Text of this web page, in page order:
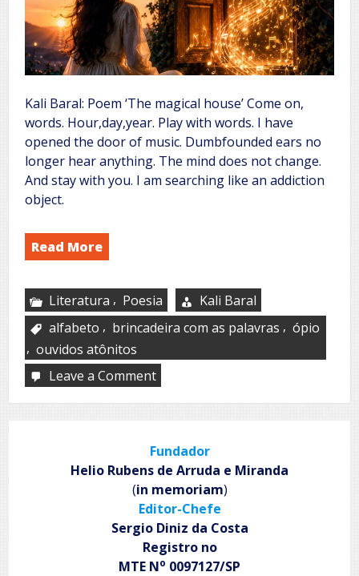
Kali Baral: Poem ‘The magical house’ Come on,
words. Hour,day,year. Play with words. I have
opened the door of music. Dumbfounded ears no
longer hear anything. The mind does not change.
And stay with you. I am searching like an addiction
object.
Read More
Literatura , Poesia
Kali Baral
alfabeto , brincadeira com as palavras , ópio
, ouvidos atônitos
Leave a Commenton
magical
Fundador
Helio Rubens de Arruda e Miranda
(in memoriam)
Editor-Chefe
Sergio Diniz da Costa
Registro no
MTE No 0097127/SP